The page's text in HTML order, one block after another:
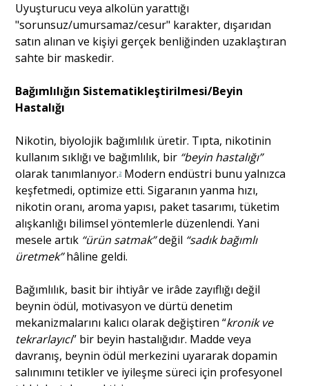
Uyuşturucu veya alkolün yarattığı
"sorunsuz/umursamaz/cesur" karakter, dışarıdan
satın alınan ve kişiyi gerçek benliğinden uzaklaştıran
sahte bir maskedir.
Bağımlılığın Sistematikleştirilmesi/Beyin
Hastalığı
Nikotin, biyolojik bağımlılık üretir. Tıpta, nikotinin
kullanım sıklığı ve bağımlılık, bir “beyin hastalığı”
olarak tanımlanıyor.2Modern endüstri bunu yalnızca
keşfetmedi, optimize etti. Sigaranın yanma hızı,
nikotin oranı, aroma yapısı, paket tasarımı, tüketim
alışkanlığı bilimsel yöntemlerle düzenlendi. Yani
mesele artık “ürün satmak”değil “sadık bağımlı
üretmek”hâline geldi.
Bağımlılık, basit bir ihtiyâr ve irâde zayıflığı değil
beynin ödül, motivasyon ve dürtü denetim
mekanizmalarını kalıcı olarak değiştiren “kronik ve
tekrarlayıcı” bir beyin hastalığıdır. Madde veya
davranış, beynin ödül merkezini uyararak dopamin
salınımını tetikler ve iyileşme süreci için profesyonel